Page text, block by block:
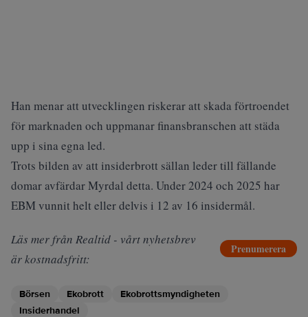
Han menar att utvecklingen riskerar att skada förtroendet
för marknaden och uppmanar finansbranschen att städa
upp i sina egna led.
Trots bilden av att insiderbrott sällan leder till fällande
domar avfärdar Myrdal detta. Under 2024 och 2025 har
EBM vunnit helt eller delvis i 12 av 16 insidermål.
Läs mer från Realtid - vårt nyhetsbrev
är kostnadsfritt:
Prenumerera
Börsen Ekobrott
Ekobrottsmyndigheten
Insiderhandel